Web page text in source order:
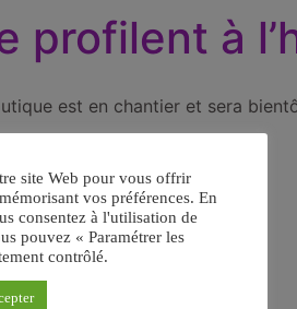
profilent à
est en chantier et sera
site Web pour vous offrir
vos préférences. En
consentez à l'utilisation de
pouvez « Paramétrer les
contrôlé.